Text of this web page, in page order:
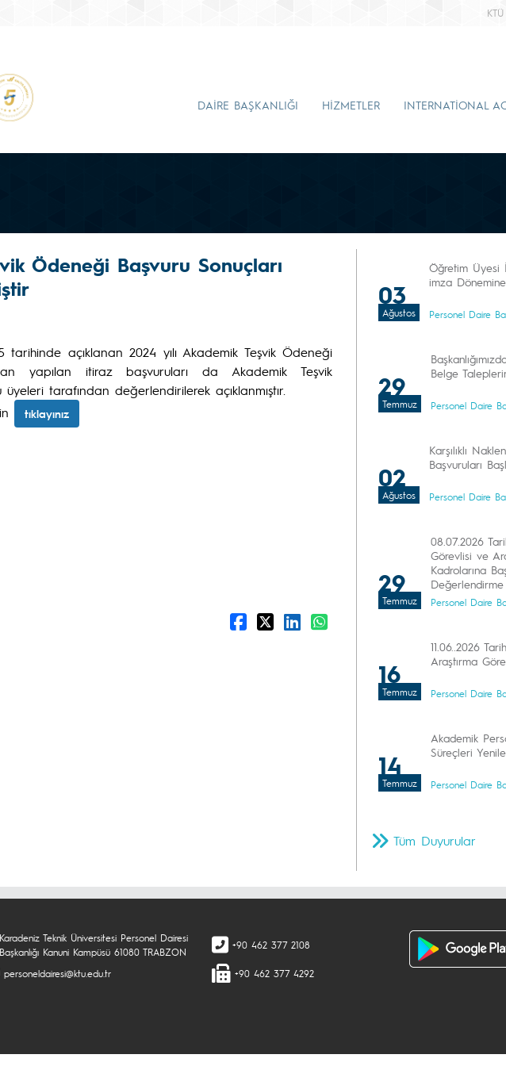
DAİRE BAŞKANLIĞI HİZMETLER INTERNATİONAL
Ödeneği Başvuru Sonuçları
tarihinde açıklanan 2024 yılı Akademik Teşvik Ödeneği
yapılan itiraz başvuruları da Akademik Teşvik
tarafından değerlendirilerek açıklanmıştır.
tıklayınız
03
Ağustos
Öğretim Üyesi
imza
Personel Daire
29
Temmuz
Belge
Personel Daire
02
Ağustos
Karşılıklı
Başvuruları
Personel Daire
29
Temmuz
08.07.2026
Görevlisi ve
Kadrolarına
Değerlendirme
Personel Daire
16
Temmuz
11.06..2026
Araştırma
Personel Daire
14
Temmuz
Akademik
Süreçleri
Personel Daire
Tüm Duyurular
Karadeniz Teknik Üniversitesi Personel Dairesi
Başkanlığı Kanuni Kampüsü 61080 TRABZON
personeldairesi@ktu.edu.tr
+90 462 377 2108
+90 462 377 4292